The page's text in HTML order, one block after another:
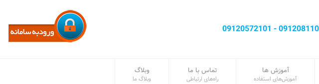
آموزش‌ ها
آموزش‌های استفاده
تماس با ما
راه‌های ارتباطی
وبلاگ
وبلاگ ما